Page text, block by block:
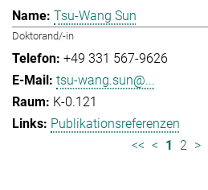
Tsu-Wang Sun
Doktorand/-in
+49 331 567-9626
tsu-wang.sun@...
K-0.121
Publikationsreferenzen
<< < 1 2 >